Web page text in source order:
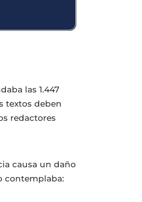
las 1.447
textos deben
redactores
causa un daño
contemplaba: